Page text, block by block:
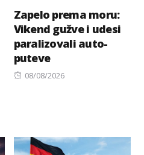
Zapelo prema moru:
Vikend gužve i udesi
paralizovali auto-
puteve
Posted
08/08/2026